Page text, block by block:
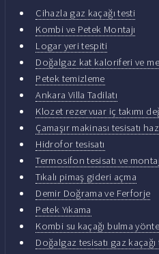
Cihazla gaz kaçağı testi
Kombi ve Petek Montajı
Logar yeri tespiti
Doğalgaz kat kaloriferi ve
Petek temizleme
Ankara Villa Tadilatı
Klozet rezervuar iç takımı
Çamaşır makinası tesisatı
Hidrofor tesisatı
Termosifon tesisatı ve
Tıkalı pimaş gideri açma
Demir Doğrama ve Ferforje
Petek Yıkama
Kombi su kaçağı bulma
Doğalgaz tesisatı gaz